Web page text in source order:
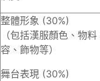
整體形象 (30%)
（包括漢服顏色、物
容、飾物等）
舞台表現 (30%)